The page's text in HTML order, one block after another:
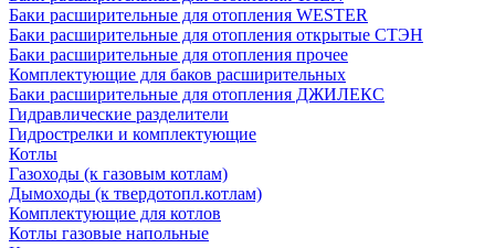
Баки расширительные для отопления WESTER
Баки расширительные для отопления открытые СТЭН
Баки расширительные для отопления прочее
Комплектующие для баков расширительных
Баки расширительные для отопления ДЖИЛЕКС
Гидравлические разделители
Гидрострелки и комплектующие
Котлы
Газоходы (к газовым котлам)
Дымоходы (к твердотопл.котлам)
Комплектующие для котлов
Котлы газовые напольные